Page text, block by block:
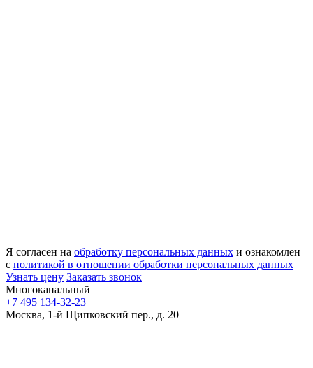
Я согласен на обработку персональных данных и ознакомлен
с политикой в отношении обработки персональных данных
Узнать цену Заказать звонок
Многоканальный
+7 495 134-32-23
Москва, 1-й Щипковский пер., д. 20